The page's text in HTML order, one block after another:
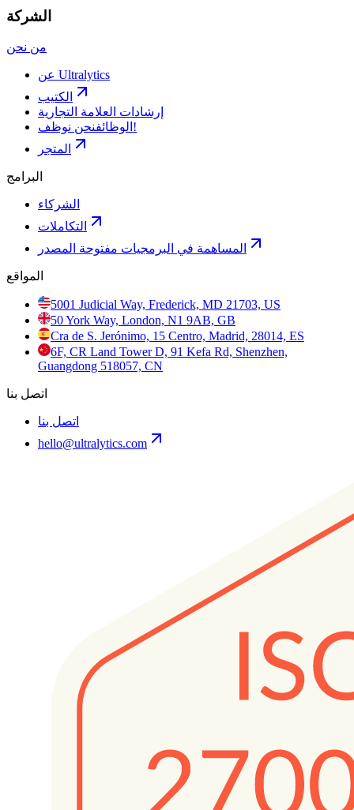
الشركة
من نحن
عن Ultralytics
الكتيب
إرشادات العلامة التجارية
الوظائف نحن نوظف!
المتجر
البرامج
الشركاء
التكاملات
المساهمة في البرمجيات مفتوحة المصدر
المواقع
5001 Judicial Way, Frederick, MD 21703, US
50 York Way, London, N1 9AB, GB
Cra de S. Jerónimo, 15 Centro, Madrid, 28014, ES
6F, CR Land Tower D, 91 Kefa Rd, Shenzhen,
Guangdong 518057, CN
اتصل بنا
اتصل بنا
hello@ultralytics.com